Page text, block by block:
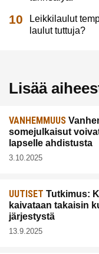
Leikkilaulut
laulut tuttuja?
Lisää
VANHEMMUUS
somejulkaisut
lapselle ahdistusta
3.10.2025
UUTISET Tutkimus:
kaivataan takaisin
järjestystä
13.9.2025